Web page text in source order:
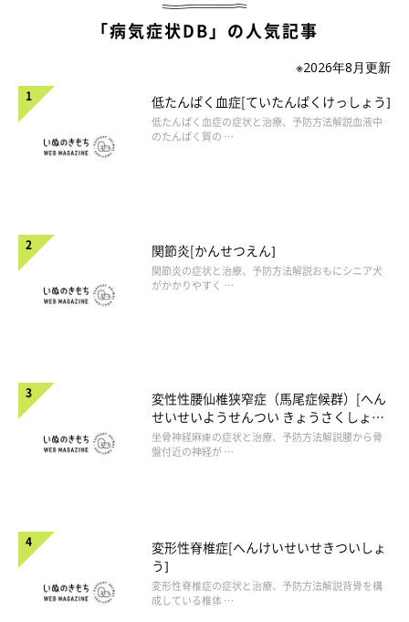
「病気症状DB」の人気記事
※2026年8月更新
低たんぱく血症[ていたんぱくけっしょう]
低たんぱく血症の症状と治療、予防方法解説血液中
のたんぱく質の …
関節炎[かんせつえん]
関節炎の症状と治療、予防方法解説おもにシニア犬
がかかりやすく …
変性性腰仙椎狭窄症（馬尾症候群）[へん
せいせいようせんつい きょうさくしょう
（ばびしょうこうぐん）]
坐骨神経麻痺の症状と治療、予防方法解説腰から骨
盤付近の神経が …
変形性脊椎症[へんけいせいせきついしょ
う]
変形性脊椎症の症状と治療、予防方法解説背骨を構
成している椎体 …